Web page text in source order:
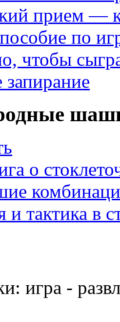
прием —
по
чтобы
запирание
о
и тактика в
игра -